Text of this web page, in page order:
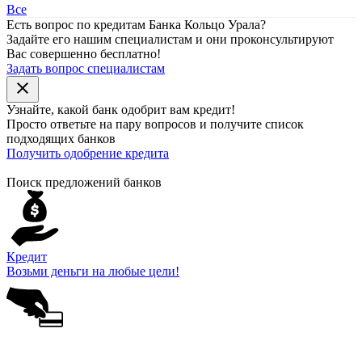
Все
Есть вопрос по кредитам Банка Кольцо Урала?
Задайте его нашим специалистам и они проконсультируют
Вас совершенно бесплатно!
Задать вопрос специалистам
close
Узнайте, какой банк одобрит вам кредит!
Просто ответьте на пару вопросов и получите список
подходящих банков
Получить одобрение кредита
Поиск предложений банков
Кредит
Возьми деньги на любые цели!